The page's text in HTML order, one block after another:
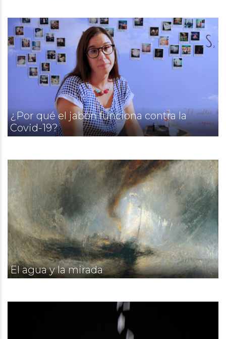
¿Por qué el jabón funciona contra la
Covid-19?
El agua y la mirada